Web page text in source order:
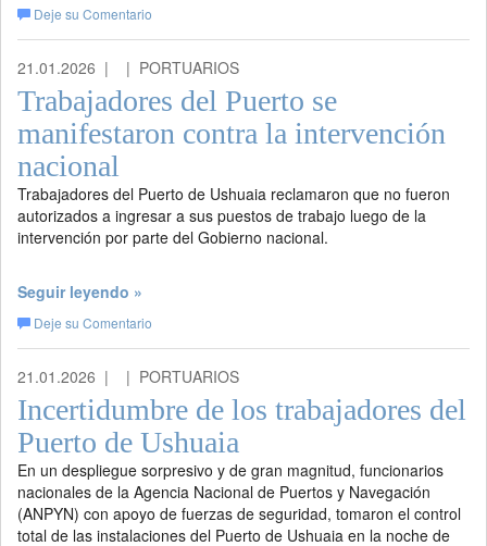
Deje su Comentario
21.01.2026 | | PORTUARIOS
Trabajadores del Puerto se
manifestaron contra la intervención
nacional
Trabajadores del Puerto de Ushuaia reclamaron que no fueron
autorizados a ingresar a sus puestos de trabajo luego de la
intervención por parte del Gobierno nacional.
Seguir leyendo »
Deje su Comentario
21.01.2026 | | PORTUARIOS
Incertidumbre de los trabajadores del
Puerto de Ushuaia
En un despliegue sorpresivo y de gran magnitud, funcionarios
nacionales de la Agencia Nacional de Puertos y Navegación
(ANPYN) con apoyo de fuerzas de seguridad, tomaron el control
total de las instalaciones del Puerto de Ushuaia en la noche de